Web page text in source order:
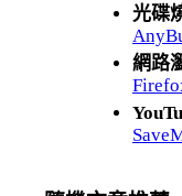
光碟
網路